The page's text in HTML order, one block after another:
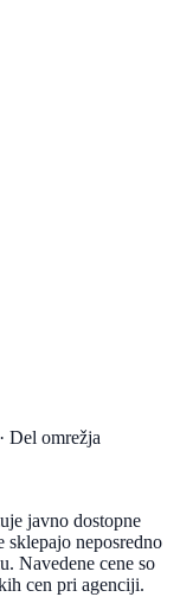
· Del omrežja
javno dostopne
sklepajo neposredno
Navedene cene so
cen pri agenciji.